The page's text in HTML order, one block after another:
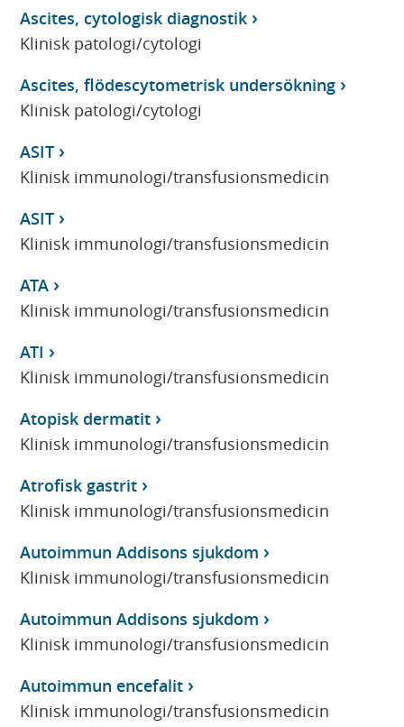
Ascites, cytologisk diagnostik
Klinisk patologi/cytologi
Ascites, flödescytometrisk undersökning
Klinisk patologi/cytologi
ASIT
Klinisk immunologi/transfusionsmedicin
ASIT
Klinisk immunologi/transfusionsmedicin
ATA
Klinisk immunologi/transfusionsmedicin
ATI
Klinisk immunologi/transfusionsmedicin
Atopisk dermatit
Klinisk immunologi/transfusionsmedicin
Atrofisk gastrit
Klinisk immunologi/transfusionsmedicin
Autoimmun Addisons sjukdom
Klinisk immunologi/transfusionsmedicin
Autoimmun Addisons sjukdom
Klinisk immunologi/transfusionsmedicin
Autoimmun encefalit
Klinisk immunologi/transfusionsmedicin